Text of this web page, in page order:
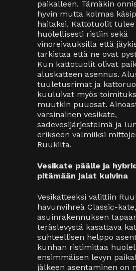
paikalleen. Tämäkin
hyvin mutta kolmas
haitaksi. Kattotuolit
huolellisesti ristiin sekä
vinoreivauksilla että
tarkistaa että ne ovat
Kun kattotuolit olivat
aluskatteen asennus.
tuuletusrimat ja
kuuluivat myös
muutkin puuosat.
varsinainen vesikate,
sadevesijärjestelmä ja
erikseen valmiiksi
Ruukilta.
Vesikate päälle ja
pitämään jalat kuivina
Vesikatteeksi valittiin
havunvihreä Classic-
asuinrakennuksen
teräslevystä kasattava
suhteellisen helppo
kunhan ristimittaa
ensimmäisen levyn
jälkeen asentaminen on